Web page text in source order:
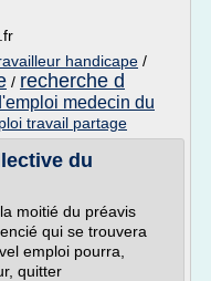
handicape /
/ recherche d
medecin du
travail partage
du
moitié du préavis
qui se trouvera
emploi pourra,
quitter